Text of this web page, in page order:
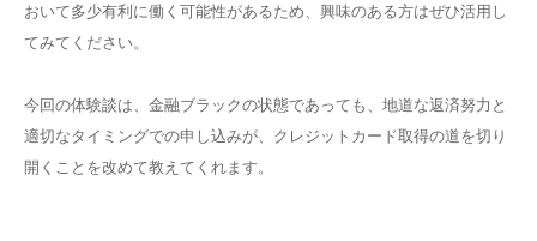
おいて多少有利に働く可能性があるため、興味のある方はぜひ活用し
てみてください。
今回の体験談は、金融ブラックの状態であっても、地道な返済努力と
適切なタイミングでの申し込みが、クレジットカード取得の道を切り
開くことを改めて教えてくれます。